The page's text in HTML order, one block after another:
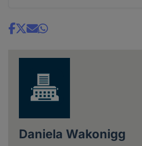
Share
Daniela Wakonigg